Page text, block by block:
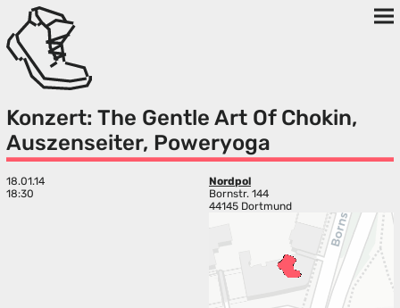
Konzert: The Gentle Art Of Chokin,
Auszenseiter, Poweryoga
18.01.14
18:30
Nordpol
Bornstr. 144
44145 Dortmund